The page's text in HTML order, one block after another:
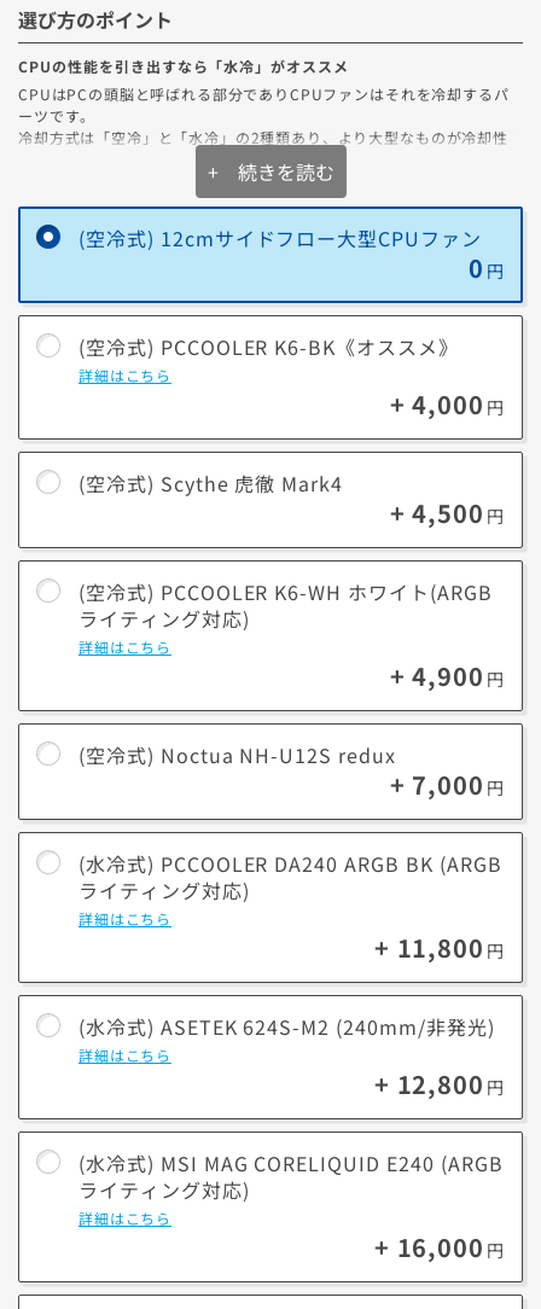
■主な機能
ウイルス対策
既知および未知のウイルスからPCを保護し、大切なデータやプライバシ
スマートファイアウォール
不正なネットワークトラフィックを監視・ブロックし、外部からの攻撃
フィッシング詐欺対策
金銭、パスワード、個人情報を盗む目的で偽装しているWebサイトをブ
ロックします。
フリーWi-Fiなど脆弱なネットワークへ接続する際も、お客様のデバイ
ス、デバイス上の情報、お客様のオンライン活動と履歴を安全に保護し
ます。
自動保護/セーフウェブ/パスワードマネージャー/クラウドバックアッ
プ/セーフカム/ブラウザ保護/ダウンロードインサイト等
選び方のポイント
CPUの性能を引き出すなら「水冷」がオススメ
CPUはPCの頭脳と呼ばれる部分でありCPUファンはそれを冷却するパ
ーツです。
冷却方式は「空冷」と「水冷」の2種類あり、より大型なものが冷却性
また360mm水冷は240mm水冷と比較して最大5℃冷える性能を発揮し
ます。
たった5℃と感じるかもしれませんが高負荷時には70℃～80℃を超える
CPUにとって、
この5℃の差は動作の安定性や故障リスクを回避することに繋がりま
※モデルによっては選択いただけない場合がございます。
水冷式
サイズ
360mm
ラジエーター
240mm
ラジエータ
CPU冷却ヘッドとラジエーターの間で冷却液を循環させ
却。
大型なほどファン搭載数が多く冷却性能が向上、
高負荷時に5℃低い状態を保ちます。(自社検証結果)
熱伝導の高い冷却水を通して高い放熱性と長時間運用で
冷却性能を発揮するため、高負荷のかかる作業に向いて
デメリッ
空冷に比べてパーツが多くコストが高くなります。
※冷却性能について使用環境によって異なる場合がございます。
※冷却ファンはLED対応/非対応がございます。選択の際に商品名をご
確認下さい。
冷却ファンがARGB(アドレサブルRGB)に対応している事を指していま
す。
対応製品は多彩な色や発光パターンによるライティングカスタマイズを
楽しめます。
+ 続きを読む
(空冷式) 12cmサイドフロー大型CPUファン
0 円
(空冷式) PCCOOLER K6-BK《オススメ》
詳細はこちら
+ 4,000 円
(空冷式) Scythe 虎徹 Mark4
+ 4,500 円
(空冷式) PCCOOLER K6-WH ホワイト(ARGB
ライティング対応)
詳細はこちら
+ 4,900 円
(空冷式) Noctua NH-U12S redux
+ 7,000 円
(水冷式) PCCOOLER DA240 ARGB BK (ARGB
ライティング対応)
詳細はこちら
+ 11,800 円
(水冷式) ASETEK 624S-M2 (240mm/非発光)
詳細はこちら
+ 12,800 円
(水冷式) MSI MAG CORELIQUID E240 (ARGB
ライティング対応)
詳細はこちら
+ 16,000 円